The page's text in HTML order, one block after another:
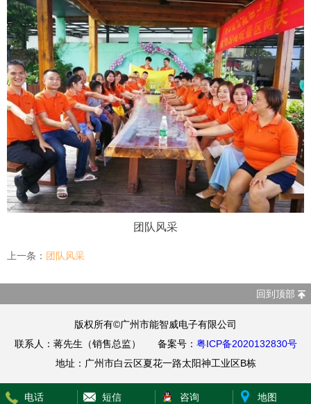
团队风采
上一条： 团队风采
回到顶部
版权所有©广州市能智威电子有限公司
联系人：蒋先生（销售总监） 备案号： 粤ICP备2020132830号
地址：广州市白云区夏花一路太阳神工业区B栋
电话 短信 咨询 地图